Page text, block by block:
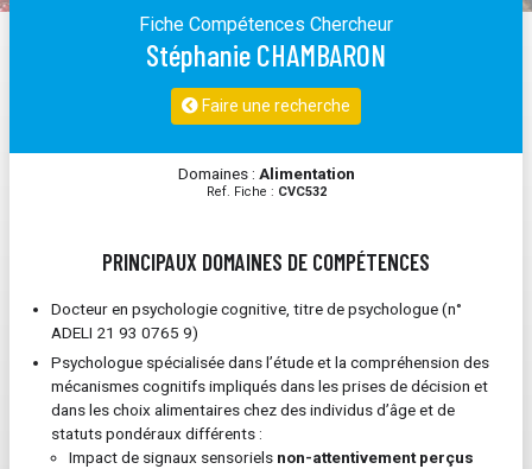
Fiche Compétences Chercheur
Stéphanie CHAMBARON
Faire une recherche
Domaines : Alimentation
Ref. Fiche : CVC532
PRINCIPAUX DOMAINES DE COMPÉTENCES
Docteur en psychologie cognitive, titre de psychologue (n°
ADELI 21 93 0765 9)
Psychologue spécialisée dans l’étude et la compréhension des
mécanismes cognitifs impliqués dans les prises de décision et
dans les choix alimentaires chez des individus d’âge et de
statuts pondéraux différents :
Impact de signaux sensoriels non-attentivement perçus